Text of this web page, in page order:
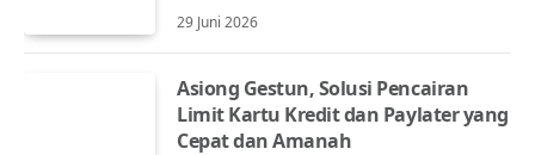
29 Juni 2026
Asiong Gestun, Solusi Pencairan
Limit Kartu Kredit dan Paylater yang
Cepat dan Amanah